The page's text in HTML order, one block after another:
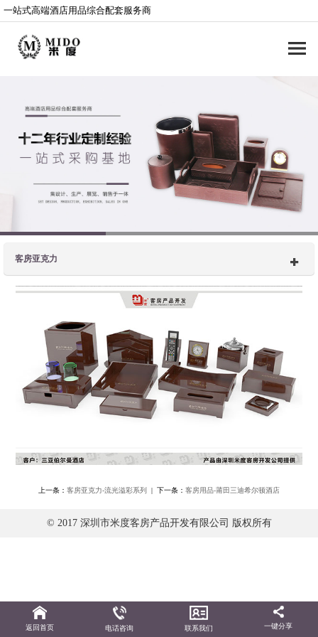
一站式高端酒店用品综合配套服务商
客房亚克力
上一条： 客房亚克力-流光溢彩系列 | 下一条： 客房用品-莆田三迪希尔顿酒店
© 2017 深圳市米度客房产品开发有限公司 版权所有
返回首页 电话咨询 联系我们 一键分享